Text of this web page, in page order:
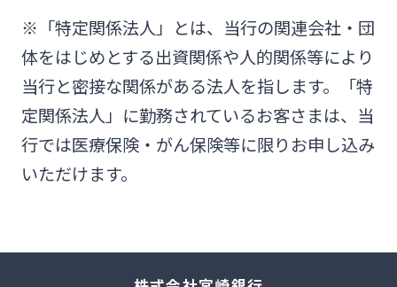
※「特定関係法人」とは、当行の関連会社・団
体をはじめとする出資関係や人的関係等により
当行と密接な関係がある法人を指します。「特
定関係法人」に勤務されているお客さまは、当
行では医療保険・がん保険等に限りお申し込み
いただけます。